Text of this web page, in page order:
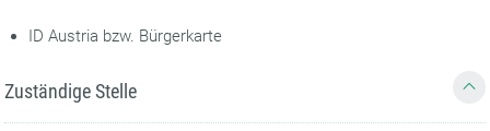
ID Austria bzw. Bürgerkarte
Zuständige Stelle